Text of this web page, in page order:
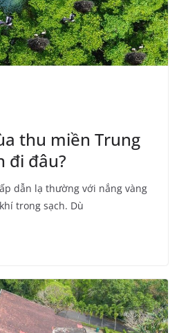
thu miền Trung
đi đâu?
dẫn lạ thường với nắng vàng
trong sạch. Dù